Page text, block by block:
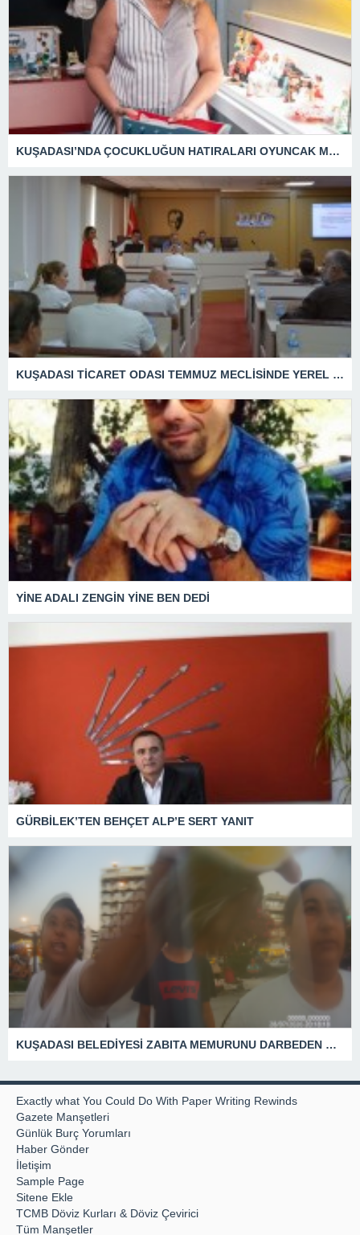
KUŞADASI’NDA ÇOCUKLUĞUN HATIRALARI OYUNCAK MÜZESİNDE HAYAT BULACAK
KUŞADASI TİCARET ODASI TEMMUZ MECLİSİNDE YEREL İŞLETMELERE ANLAMLI DESTEK
YİNE ADALI ZENGİN YİNE BEN DEDİ
GÜRBİLEK’TEN BEHÇET ALP’E SERT YANIT
KUŞADASI BELEDİYESİ ZABITA MEMURUNU DARBEDEN DİLENCİ 2 KADIN TUTUKLANDI
Exactly what You Could Do With Paper Writing Rewinds
Gazete Manşetleri
Günlük Burç Yorumları
Haber Gönder
İletişim
Sample Page
Sitene Ekle
TCMB Döviz Kurları & Döviz Çevirici
Tüm Manşetler